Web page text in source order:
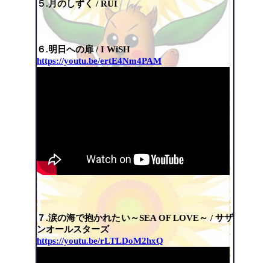
５.月のしずく / RUI
６.明日への扉 / I WiSH
https://youtu.be/ertE4Nm4PAM
７.涙の海で抱かれたい～SEA OF LOVE～ / サザ
ンオールスターズ
https://youtu.be/rLTLDoM2hxQ